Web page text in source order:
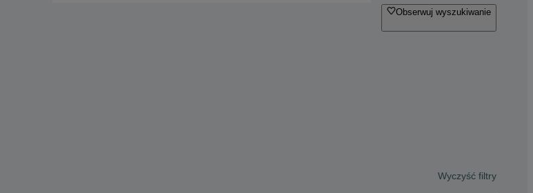
Obserwuj wyszukiwanie
Wyczyść filtry